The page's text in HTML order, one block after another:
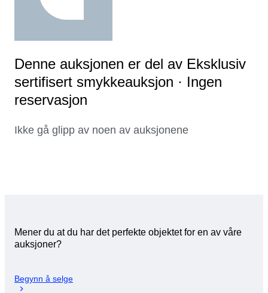
Denne auksjonen er del av Eksklusiv
sertifisert smykkeauksjon ­· Ingen
reservasjon
Ikke gå glipp av noen av auksjonene
Mener du at du har det perfekte objektet for en av våre
auksjoner?
Begynn å selge